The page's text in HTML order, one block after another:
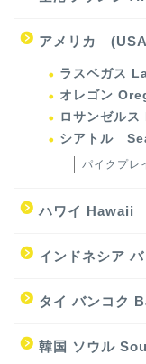
アメリカ
ラスベガス
オレゴン
ロサンゼル
シアトル
パイクプ
ハワイ Hawaii
インドネシア
タイ バンコク
韓国 ソウル